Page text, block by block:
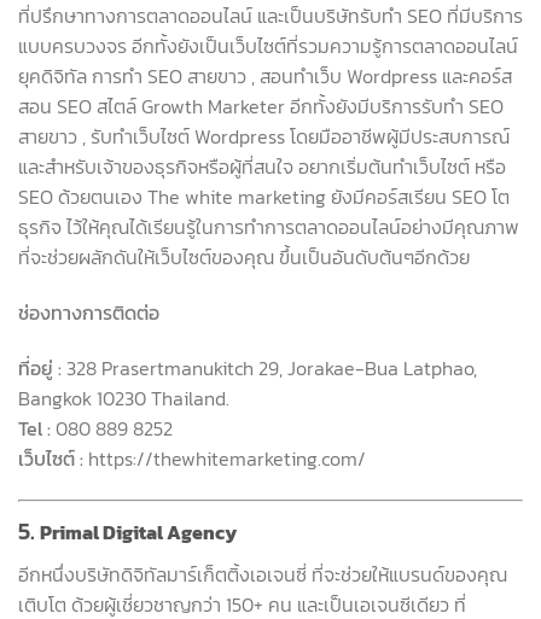
ที่ปรึกษาทางการตลาดออนไลน์ และเป็นบริษัทรับทำ SEO ที่มีบริการ
แบบครบวงจร อีกทั้งยังเป็นเว็บไซต์ที่รวมความรู้การตลาดออนไลน์
ยุคดิจิทัล การทำ SEO สายขาว , สอนทำเว็บ Wordpress และคอร์ส
สอน SEO สไตล์ Growth Marketer อีกทั้งยังมีบริการรับทำ SEO
สายขาว , รับทำเว็บไซต์ Wordpress โดยมืออาชีพผู้มีประสบการณ์
และสำหรับเจ้าของธุรกิจหรือผู้ที่สนใจ อยากเริ่มต้นทำเว็บไซต์ หรือ
SEO ด้วยตนเอง The white marketing ยังมีคอร์สเรียน SEO โต
ธุรกิจ ไว้ให้คุณได้เรียนรู้ในการทำการตลาดออนไลน์อย่างมีคุณภาพ
ที่จะช่วยผลักดันให้เว็บไซต์ของคุณ ขึ้นเป็นอันดับต้นๆอีกด้วย
ช่องทางการติดต่อ
ที่อยู่ : 328 Prasertmanukitch 29, Jorakae-Bua Latphao,
Bangkok 10230 Thailand.
Tel : 080 889 8252
เว็บไซต์ : https://thewhitemarketing.com/
5. Primal Digital Agency
อีกหนึ่งบริษัทดิจิทัลมาร์เก็ตติ้งเอเจนซี่ ที่จะช่วยให้แบรนด์ของคุณ
เติบโต ด้วยผู้เชี่ยวชาญกว่า 150+ คน และเป็นเอเจนซีเดียว ที่